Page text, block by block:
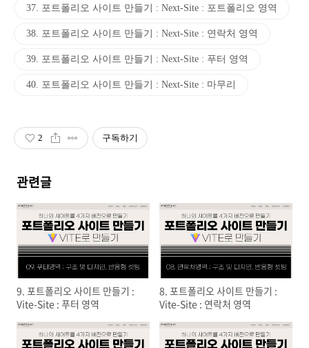
37. 포트폴리오 사이트 만들기 : Next-Site : 포트폴리오 영역
38. 포트폴리오 사이트 만들기 : Next-Site : 연락처 영역
39. 포트폴리오 사이트 만들기 : Next-Site : 푸터 영역
40. 포트폴리오 사이트 만들기 : Next-Site : 마무리
2 구독하기
관련글
9. 포트폴리오 사이트 만들기 :
Vite-Site : 푸터 영역
8. 포트폴리오 사이트 만들기 :
Vite-Site : 연락처 영역